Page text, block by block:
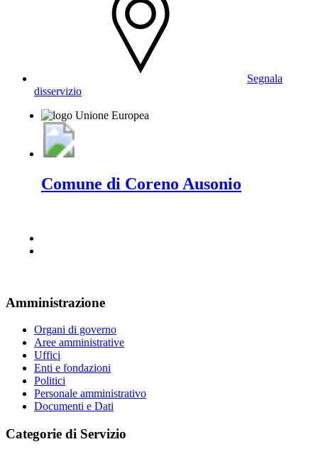
Segnala
disservizio
Comune di Coreno Ausonio
Amministrazione
Organi di governo
Aree amministrative
Uffici
Enti e fondazioni
Politici
Personale amministrativo
Documenti e Dati
Categorie di Servizio